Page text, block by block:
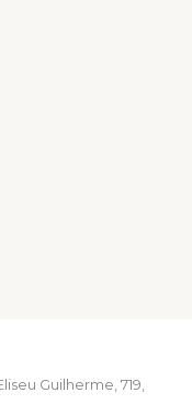
Guilherme, 719,